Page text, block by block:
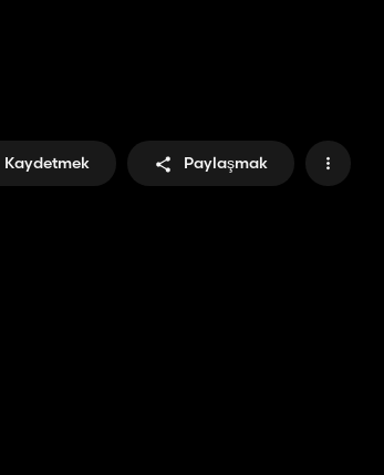
Kaydetmek Paylaşmak